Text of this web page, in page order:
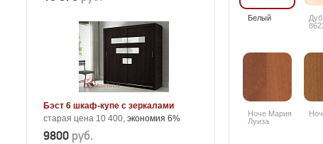
Бэст 6 шкаф-купе с зеркалами
старая цена 10 400, экономия 6%
9800 руб.
Белый
Ноче Мария
Луиза